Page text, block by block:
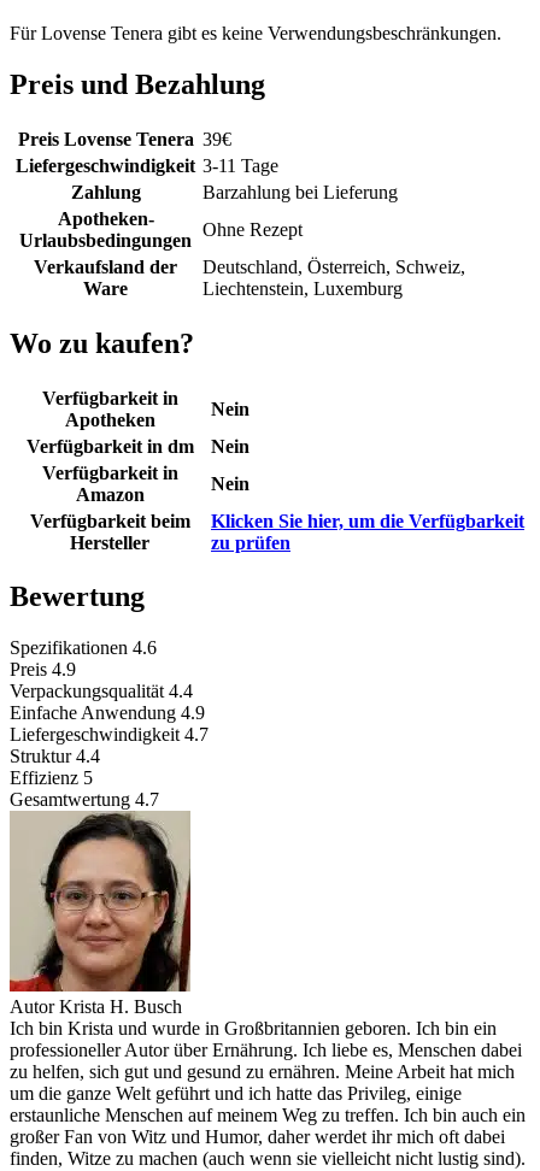
Für Lovense Tenera gibt es keine Verwendungsbeschränkungen.
Preis und Bezahlung
Preis Lovense Tenera 39€
Liefergeschwindigkeit 3-11 Tage
Zahlung
Barzahlung bei Lieferung
Apotheken-
Urlaubsbedingungen
Ohne Rezept
Verkaufsland der
Ware
Deutschland, Österreich, Schweiz,
Liechtenstein, Luxemburg
Wo zu kaufen?
Verfügbarkeit in
Apotheken
Nein
Verfügbarkeit in dm
Nein
Verfügbarkeit in
Amazon
Nein
Verfügbarkeit beim
Hersteller
Klicken Sie hier, um die Verfügbarkeit
zu prüfen
Bewertung
Spezifikationen 4.6
Preis 4.9
Verpackungsqualität 4.4
Einfache Anwendung 4.9
Liefergeschwindigkeit 4.7
Struktur 4.4
Effizienz 5
Gesamtwertung 4.7
Autor Krista H. Busch
Ich bin Krista und wurde in Großbritannien geboren. Ich bin ein
professioneller Autor über Ernährung. Ich liebe es, Menschen dabei
zu helfen, sich gut und gesund zu ernähren. Meine Arbeit hat mich
um die ganze Welt geführt und ich hatte das Privileg, einige
erstaunliche Menschen auf meinem Weg zu treffen. Ich bin auch ein
großer Fan von Witz und Humor, daher werdet ihr mich oft dabei
finden, Witze zu machen (auch wenn sie vielleicht nicht lustig sind).